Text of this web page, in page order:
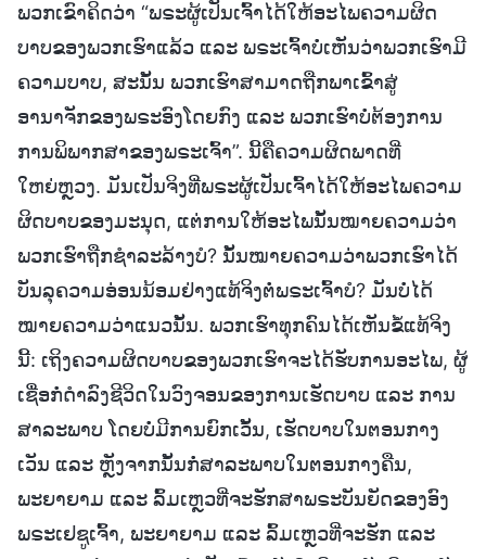
ພວກເຂົາຄິດວ່າ “ພຣະຜູ້ເປັນເຈົ້າໄດ້ໃຫ້ອະໄພຄວາມຜິດ
ບາບຂອງພວກເຮົາແລ້ວ ແລະ ພຣະເຈົ້າບໍ່ເຫັນວ່າພວກເຮົາມີ
ຄວາມບາບ, ສະນັ້ນ ພວກເຮົາສາມາດຖືກພາເຂົ້າສູ່
ອານາຈັກຂອງພຣະອົງໂດຍກົງ ແລະ ພວກເຮົາບໍ່ຕ້ອງການ
ການພິພາກສາຂອງພຣະເຈົ້າ”. ນີ້ຄືຄວາມຜິດພາດທີ່
ໃຫຍ່ຫຼວງ. ມັນເປັນຈິງທີ່ພຣະຜູ້ເປັນເຈົ້າໄດ້ໃຫ້ອະໄພຄວາມ
ຜິດບາບຂອງມະນຸດ, ແຕ່ການໃຫ້ອະໄພນັ້ນໝາຍຄວາມວ່າ
ພວກເຮົາຖືກຊໍາລະລ້າງບໍ? ນັ້ນໝາຍຄວາມວ່າພວກເຮົາໄດ້
ບັນລຸຄວາມອ່ອນນ້ອມຢ່າງແທ້ຈິງຕໍ່ພຣະເຈົ້າບໍ? ມັນບໍ່ໄດ້
ໝາຍຄວາມວ່າແນວນັ້ນ. ພວກເຮົາທຸກຄົນໄດ້ເຫັນຂໍ້ແທ້ຈິງ
ນີ້: ເຖິງຄວາມຜິດບາບຂອງພວກເຮົາຈະໄດ້ຮັບການອະໄພ, ຜູ້
ເຊື່ອກໍ່ດຳລົງຊີວິດໃນວົງຈອນຂອງການເຮັດບາບ ແລະ ການ
ສາລະພາບ ໂດຍບໍ່ມີການຍົກເວັ້ນ, ເຮັດບາບໃນຕອນກາງ
ເວັນ ແລະ ຫຼັງຈາກນັ້ນກໍ່ສາລະພາບໃນຕອນກາງຄືນ,
ພະຍາຍາມ ແລະ ລົ້ມເຫຼວທີ່ຈະຮັກສາພຣະບັນຍັດຂອງອົງ
ພຣະເຢຊູເຈົ້າ, ພະຍາຍາມ ແລະ ລົ້ມເຫຼວທີ່ຈະຮັກ ແລະ